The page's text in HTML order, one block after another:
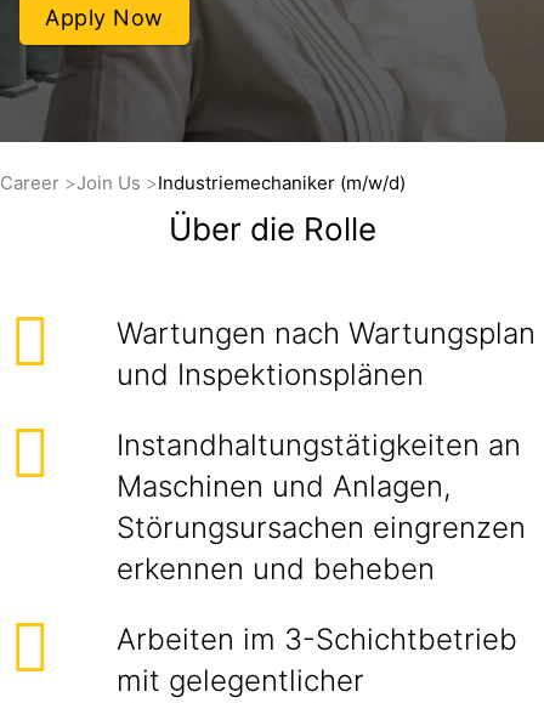
Apply Now
Career Join Us Industriemechaniker (m/w/d)
Über die Rolle
Wartungen nach Wartungsplan
und Inspektionsplänen
Instandhaltungstätigkeiten an
Maschinen und Anlagen,
Störungsursachen eingrenzen
erkennen und beheben
Arbeiten im 3-Schichtbetrieb
mit gelegentlicher